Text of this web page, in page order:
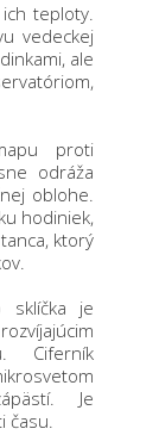
teploty.
vedeckej
ale
proti
odráža
oblohe.
hodiniek,
ktorý
sklíčka je
Ciferník
Je
času.